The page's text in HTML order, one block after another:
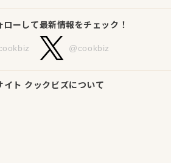
ローして最新情報をチェック！
@cookbiz
イト クックビズについて